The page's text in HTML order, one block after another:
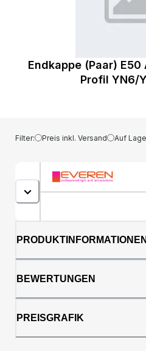
Endkappe (Paar)
Profil YN6/
Filter: Preis inkl. Versand Auf
PRODUKTINFORMATIONEN
BEWERTUNGEN
PREISGRAFIK